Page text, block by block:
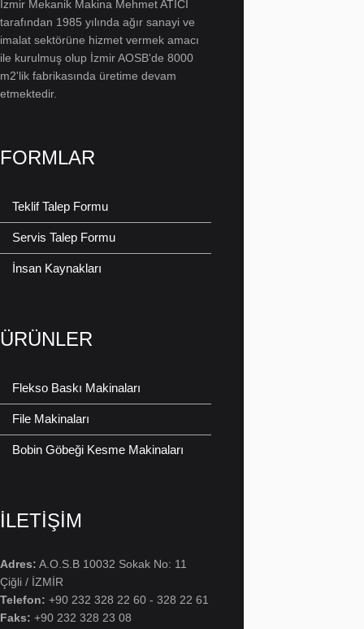
İzmir Mekanik Makina Mehmet ATICI
tarafından 1985 yılında ağır sanayi ve
imalat sektörüne hizmet vermek amacı
ile kurulmuş olup İzmir AOSB'de 8000
m2'lik fabrikasında üretime devam
etmektedir.
FORMLAR
Teklif Talep Formu
Servis Talep Formu
İnsan Kaynakları
ÜRÜNLER
Flekso Baskı Makinaları
File Makinaları
Bobin Göbeği Kesme Makinaları
İLETIŞIM
Adres: A.O.S.B 10032 Sokak No: 11
Çiğli / İZMİR
Telefon: +90 232 328 22 60 - 328 22 61
Faks: +90 232 328 23 08